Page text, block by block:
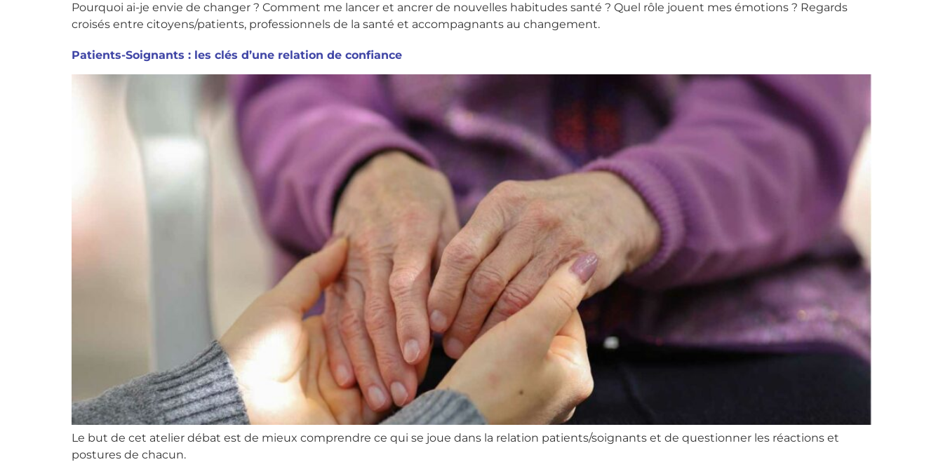
Pourquoi ai-je envie de changer ? Comment me lancer et ancrer de nouvelles habitudes santé ? Quel rôle jouent mes émotions ? Regards
croisés entre citoyens/patients, professionnels de la santé et accompagnants au changement.
Patients-Soignants : les clés d’une relation de confiance
Le but de cet atelier débat est de mieux comprendre ce qui se joue dans la relation patients/soignants et de questionner les réactions et
postures de chacun.